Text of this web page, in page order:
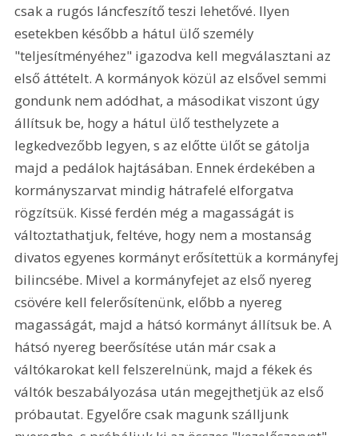
csak a rugós láncfeszítő teszi lehetővé. Ilyen
esetekben később a hátul ülő személy
"teljesítményéhez" igazodva kell megválasztani az
első áttételt. A kormányok közül az elsővel semmi
gondunk nem adódhat, a másodikat viszont úgy
állítsuk be, hogy a hátul ülő testhelyzete a
legkedvezőbb legyen, s az előtte ülőt se gátolja
majd a pedálok hajtásában. Ennek érdekében a
kormányszarvat mindig hátrafelé elforgatva
rögzítsük. Kissé ferdén még a magasságát is
változtathatjuk, feltéve, hogy nem a mostanság
divatos egyenes kormányt erősítettük a kormányfej
bilincsébe. Mivel a kormányfejet az első nyereg
csövére kell felerősítenünk, előbb a nyereg
magasságát, majd a hátsó kormányt állítsuk be. A
hátsó nyereg beerősítése után már csak a
váltókarokat kell felszerelnünk, majd a fékek és
váltók beszabályozása után megejthetjük az első
próbautat. Egyelőre csak magunk szálljunk